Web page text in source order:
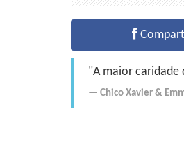
"A maior caridade
Chico Xavier &